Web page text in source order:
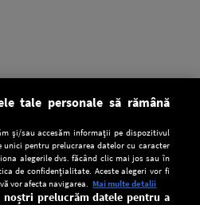
tale personale să rămână
și/sau accesăm informații pe dispozitivul
pentru prelucrarea datelor cu caracter
alegerile dvs. făcând clic mai jos sau în
de confidențialitate. Aceste alegeri vor fi
vor afecta navigarea. Mai multe detalii
prelucrăm datele pentru a